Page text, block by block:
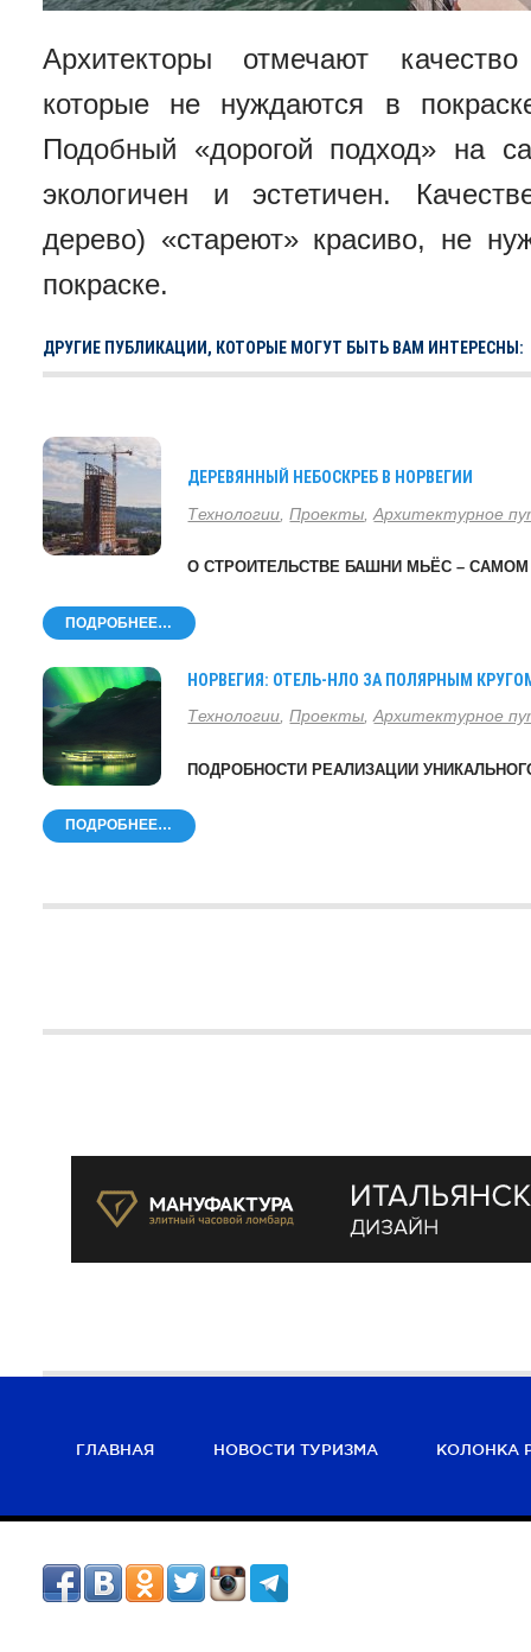
Архитекторы отмечают
которые не нуждаются в
Подобный «дорогой подход» на
экологичен и эстетичен.
дерево) «стареют» красиво, не
покраске.
ДРУГИЕ ПУБЛИКАЦИИ, КОТОРЫЕ МОГУТ БЫТЬ ВАМ ИНТЕРЕСНЫ:
ДЕРЕВЯННЫЙ НЕБОСКРЕБ В НОРВЕГИИ
Технологии ,Проекты ,Архитектурное
О СТРОИТЕЛЬСТВЕ БАШНИ МЬЁС –
ПОДРОБНЕЕ…
НОРВЕГИЯ: ОТЕЛЬ-НЛО ЗА ПОЛЯРНЫМ
Технологии,Проекты,Архитектурное
ПОДРОБНОСТИ РЕАЛИЗАЦИИ
ПОДРОБНЕЕ…
ГЛАВНАЯ НОВОСТИ ТУРИЗМА КОЛОНКА